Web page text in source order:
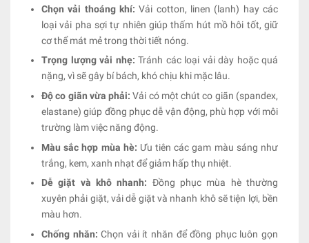
Chọn vải thoáng khí:Vải cotton, linen (lanh) hay các
loại vải pha sợi tự nhiên giúp thấm hút mồ hôi tốt, giữ
cơ thể mát mẻ trong thời tiết nóng.
Trọng lượng vải nhẹ: Tránh các loại vải dày hoặc quá
nặng, vì sẽ gây bí bách, khó chịu khi mặc lâu.
Độ co giãn vừa phải:Vải có một chút co giãn (spandex,
elastane) giúp đồng phục dễ vận động, phù hợp với môi
trường làm việc năng động.
Màu sắc hợp mùa hè: Ưu tiên các gam màu sáng như
trắng, kem, xanh nhạt để giảm hấp thụ nhiệt.
Dễ giặt và khô nhanh: Đồng phục mùa hè thường
xuyên phải giặt, vải dễ giặt và nhanh khô sẽ tiện lợi, bền
màu hơn.
Chống nhăn:Chọn vải ít nhăn để đồng phục luôn gọn